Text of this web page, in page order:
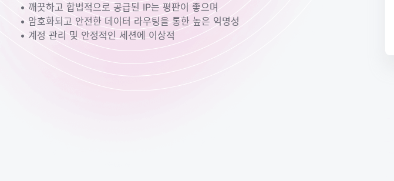
• 깨끗하고 합법적으로 공급된 IP는 평판이 좋으며
• 암호화되고 안전한 데이터 라우팅을 통한 높은 익명성
• 계정 관리 및 안정적인 세션에 이상적